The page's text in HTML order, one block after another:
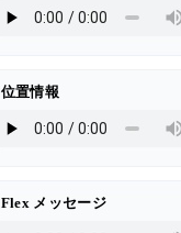
置情報
メッセージ